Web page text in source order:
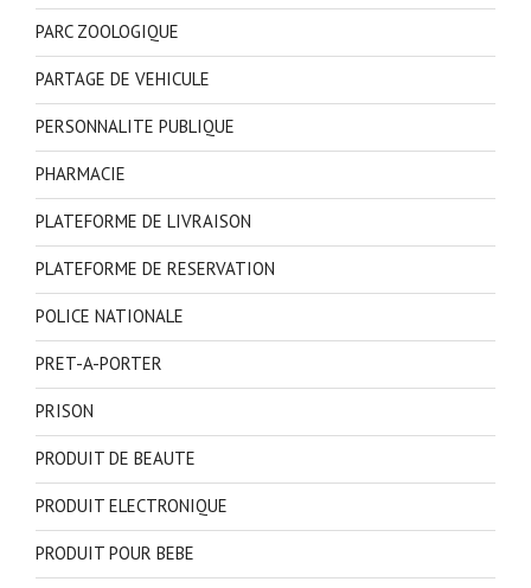
PARC ZOOLOGIQUE
PARTAGE DE VEHICULE
PERSONNALITE PUBLIQUE
PHARMACIE
PLATEFORME DE LIVRAISON
PLATEFORME DE RESERVATION
POLICE NATIONALE
PRET-A-PORTER
PRISON
PRODUIT DE BEAUTE
PRODUIT ELECTRONIQUE
PRODUIT POUR BEBE